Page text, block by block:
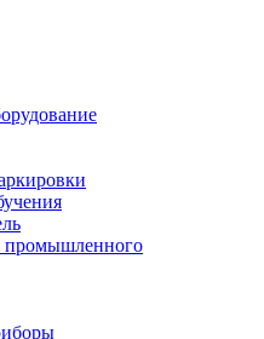
промышленного